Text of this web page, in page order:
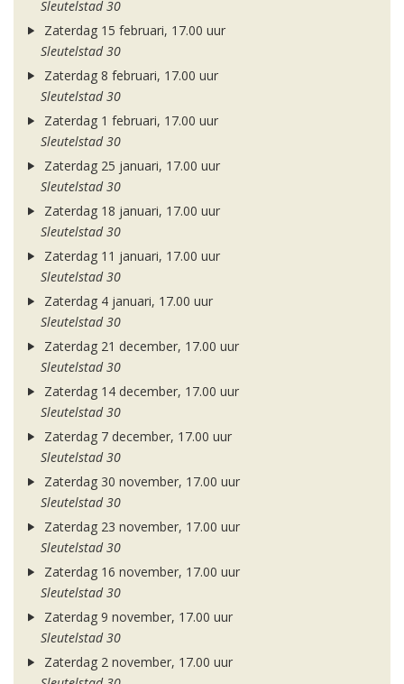
Sleutelstad 30
Zaterdag 15 februari, 17.00 uur
Sleutelstad 30
Zaterdag 8 februari, 17.00 uur
Sleutelstad 30
Zaterdag 1 februari, 17.00 uur
Sleutelstad 30
Zaterdag 25 januari, 17.00 uur
Sleutelstad 30
Zaterdag 18 januari, 17.00 uur
Sleutelstad 30
Zaterdag 11 januari, 17.00 uur
Sleutelstad 30
Zaterdag 4 januari, 17.00 uur
Sleutelstad 30
Zaterdag 21 december, 17.00 uur
Sleutelstad 30
Zaterdag 14 december, 17.00 uur
Sleutelstad 30
Zaterdag 7 december, 17.00 uur
Sleutelstad 30
Zaterdag 30 november, 17.00 uur
Sleutelstad 30
Zaterdag 23 november, 17.00 uur
Sleutelstad 30
Zaterdag 16 november, 17.00 uur
Sleutelstad 30
Zaterdag 9 november, 17.00 uur
Sleutelstad 30
Zaterdag 2 november, 17.00 uur